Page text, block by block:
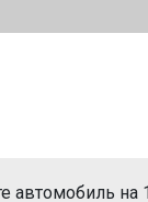
автомобиль на